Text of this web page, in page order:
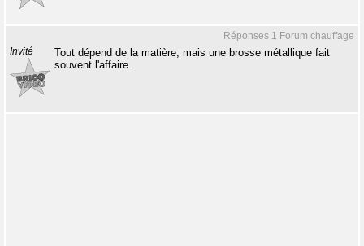
Réponses 1 Forum chauffage
Invité
Tout dépend de la matière, mais une brosse métallique fait
souvent l'affaire.